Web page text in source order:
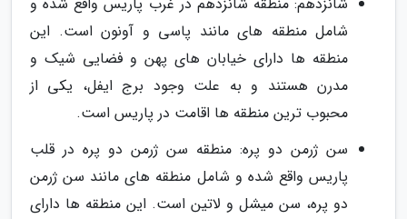
شامل منطقه های مانند پاسی و آونون است. این
منطقه ها دارای خیابان های پهن و فضایی شیک و
مدرن هستند و به علت وجود برج ایفل، یکی از
محبوب ترین منطقه ها اقامت در پاریس است.
سن ژرمن دو پره: منطقه سن ژرمن دو پره در قلب
پاریس واقع شده و شامل منطقه های مانند سن ژرمن
دو پره، سن میشل و لاتین است. این منطقه ها دارای